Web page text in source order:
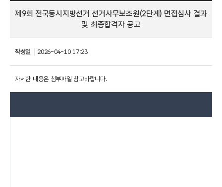
제9회 전국동시지방선거 선거사무보조원(2단계) 면접심사 결과
및 최종합격자 공고
작성일 2026-04-10 17:23
자세한 내용은 첨부파일 참고바랍니다.